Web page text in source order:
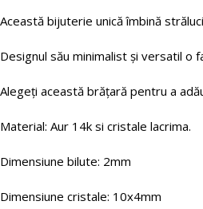
Această bijuterie unică îmbină
Designul său minimalist și versatil o
Alegeți această brățară pentru a
Material: Aur 14k si cristale lacrima.
Dimensiune bilute: 2mm
Dimensiune cristale: 10x4mm